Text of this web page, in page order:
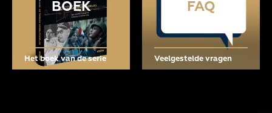
BOEK
Het boek van de serie
FAQ
Veelgestelde vragen